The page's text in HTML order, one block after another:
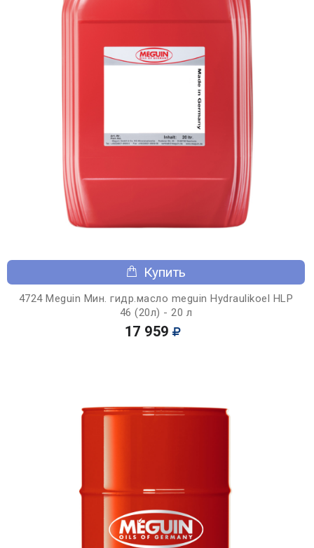
Купить
4724 Meguin Мин. гидр.масло meguin Hydraulikoel HLP
46 (20л) - 20 л
17 959